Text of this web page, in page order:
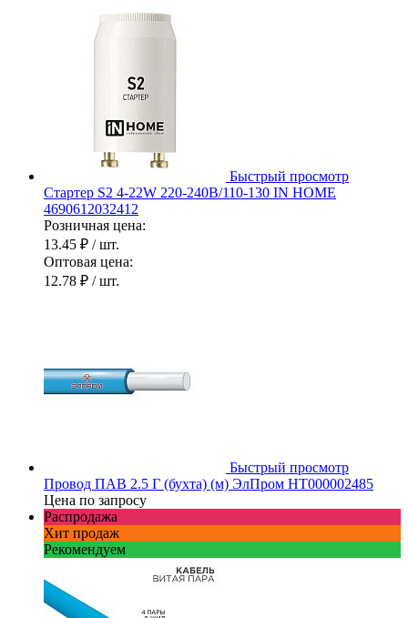
Быстрый просмотр
Стартер S2 4-22W 220-240В/110-130 IN HOME
4690612032412
Розничная цена:
13.45 ₽ / шт.
Оптовая цена:
12.78 ₽ / шт.
Быстрый просмотр
Провод ПАВ 2.5 Г (бухта) (м) ЭлПром НТ000002485
Цена по запросу
Распродажа
Хит продаж
Рекомендуем